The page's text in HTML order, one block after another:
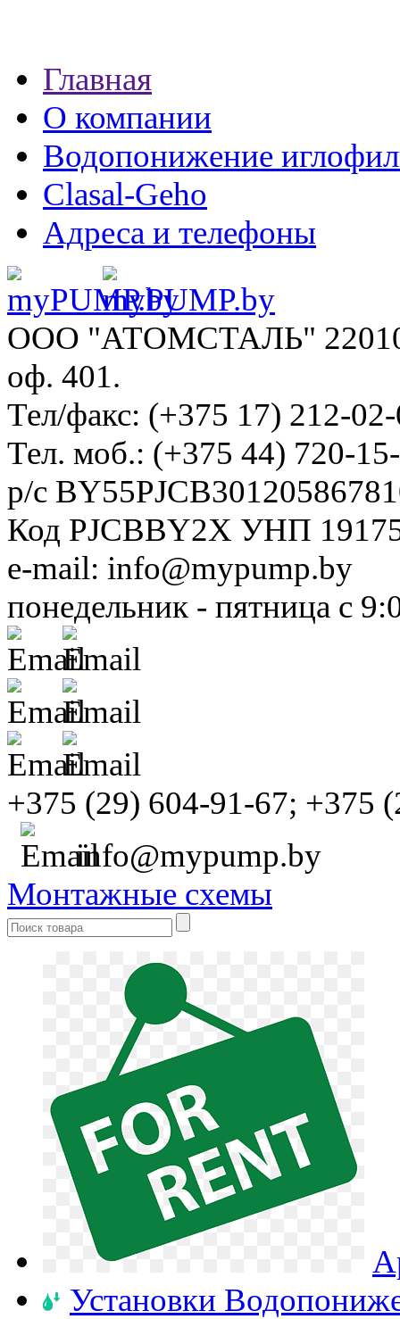
Главная
О компании
Водопонижение
Clasal-Geho
Адреса и телефоны
ООО "АТОМСТАЛЬ"
оф. 401.
Тел/факс: (+375 17) 212-
Тел. моб.: (+375 44) 720-
р/с
Код PJCBBY2X УНП
e-mail: info@mypump.by
понедельник - пятница с
+375 (29) 604-91-67; +375
info@mypump.by
Монтажные схемы
Установки